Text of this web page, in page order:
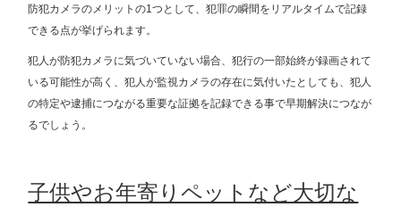
防犯カメラのメリットの1つとして、犯罪の瞬間をリアルタイムで記録
できる点が挙げられます。
犯人が防犯カメラに気づいていない場合、犯行の一部始終が録画されて
いる可能性が高く、犯人が監視カメラの存在に気付いたとしても、犯人
の特定や逮捕につながる重要な証拠を記録できる事で早期解決につなが
るでしょう。
子供やお年寄りペットなど大切な